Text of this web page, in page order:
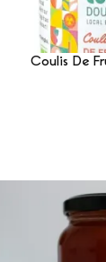
Coulis De